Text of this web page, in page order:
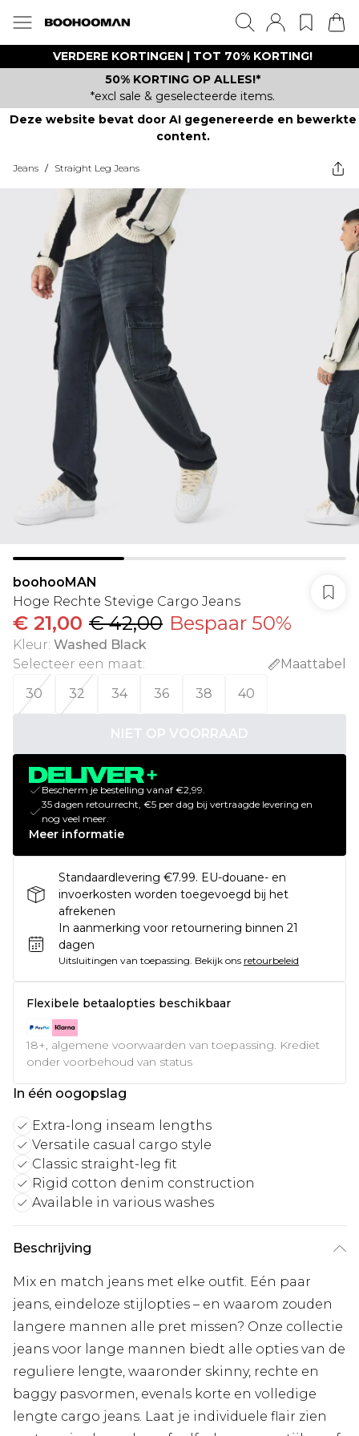
VERDERE KORTINGEN | TOT 70% KORTING!
50% KORTING OP ALLES!*
*excl sale & geselecteerde items.
Deze website bevat door AI gegenereerde en bewerkte
content.
Jeans / Straight Leg Jeans
boohooMAN
Hoge Rechte Stevige Cargo Jeans
€ 21,00 € 42,00 Bespaar 50%
Kleur: Washed Black
Selecteer een maat:
Maattabel
30
32 34 36 38 40
NIET OP VOORRAAD
Bescherm je bestelling vanaf €2,99.
35 dagen retourrecht, €5 per dag bij vertraagde levering en
nog veel meer.
Meer informatie
Standaardlevering €7.99. EU-douane- en
invoerkosten worden toegevoegd bij het
afrekenen
In aanmerking voor retournering binnen 21
dagen
Uitsluitingen van toepassing. Bekijk ons retourbeleid
Flexibele betaalopties beschikbaar
18+, algemene voorwaarden van toepassing. Krediet
onder voorbehoud van status
In één oogopslag
Extra-long inseam lengths
Versatile casual cargo style
Classic straight-leg fit
Rigid cotton denim construction
Available in various washes
Beschrijving
Mix en match jeans met elke outfit. Eén paar
jeans, eindeloze stijlopties – en waarom zouden
langere mannen alle pret missen? Onze collectie
jeans voor lange mannen biedt alle opties van de
reguliere lengte, waaronder skinny, rechte en
baggy pasvormen, evenals korte en volledige
lengte cargo jeans. Laat je individuele flair zien